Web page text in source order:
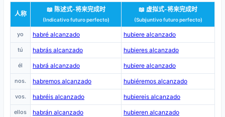
人称
📖 陈述式-将来完成时
(Indicativo futuro perfecto)
📖 虚拟式-将来完成时
(Subjuntivo futuro perfecto)
yo habré alcanzado hubiere alcanzado
tú habrás alcanzado hubieres alcanzado
él habrá alcanzado hubiere alcanzado
nos. habremos alcanzado hubiéremos alcanzado
vos. habréis alcanzado hubiereis alcanzado
ellos habrán alcanzado hubieren alcanzado